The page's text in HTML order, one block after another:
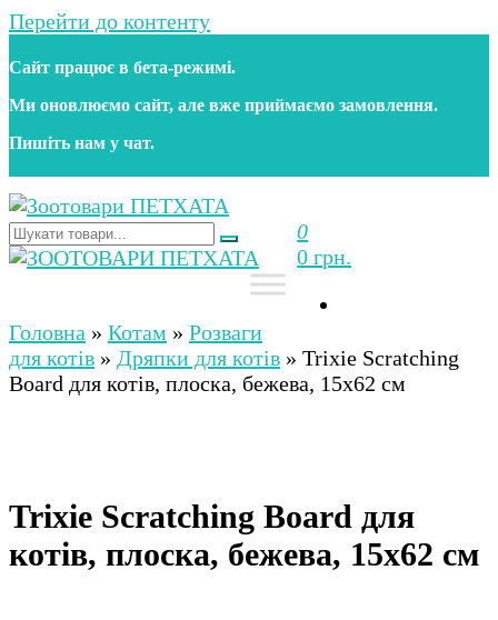
Перейти до контенту
Сайт працює в бета‑режимі.
Ми оновлюємо сайт, але вже приймаємо замовлення.
Пишіть нам у чат.
Зоотовари ПЕТХАТА
Зоомагазин для собак та котів | Корм, іграшки,
аксесуари та догляд за тваринами. Доставка по
0
0 грн.
Зоомагазин для собак та котів | Корм, іграшки,
аксесуари та догляд за тваринами. Доставка по
Україні
Головна » Котам » Розваги
для котів » Дряпки для котів » Trixie Scratching
Board для котів, плоска, бежева, 15х62 см
Trixie Scratching Board для
котів, плоска, бежева, 15х62 см